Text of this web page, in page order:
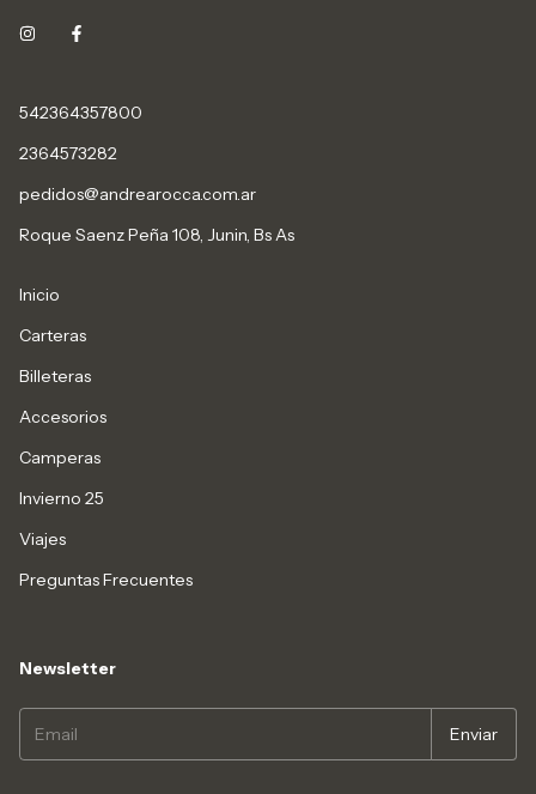
542364357800
2364573282
pedidos@andrearocca.com.ar
Roque Saenz Peña 108, Junin, Bs As
Inicio
Carteras
Billeteras
Accesorios
Camperas
Invierno 25
Viajes
Preguntas Frecuentes
Newsletter